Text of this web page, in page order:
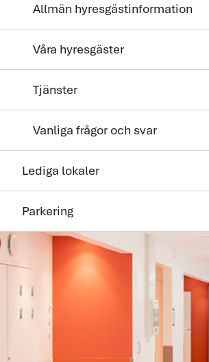
Allmän hyresgästinformation
Våra hyresgäster
Tjänster
Vanliga frågor och svar
Lediga lokaler
Parkering